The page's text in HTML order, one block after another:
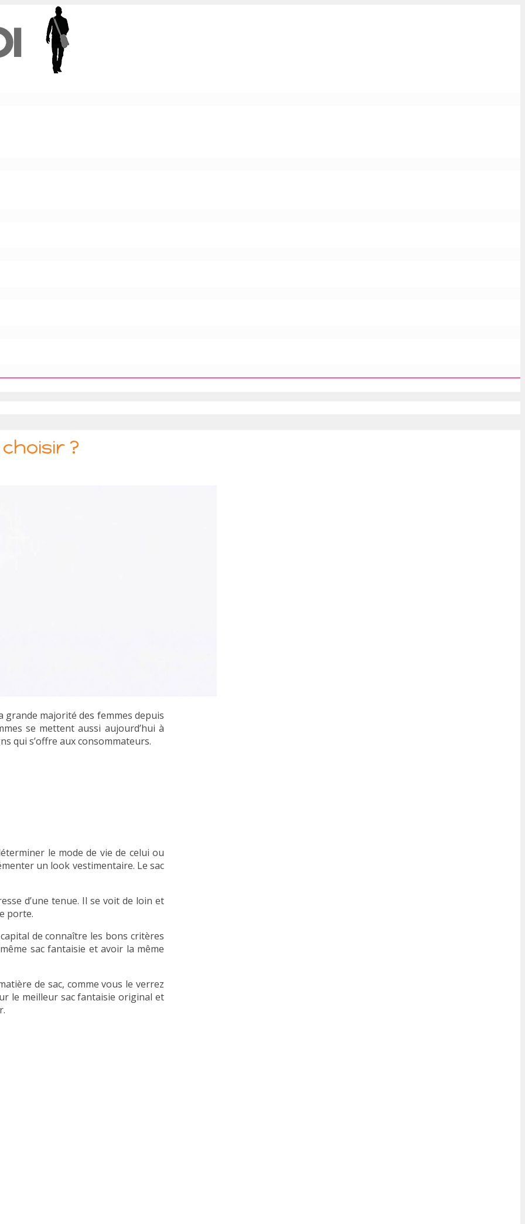
?
grande majorité des femmes depuis
se mettent aussi aujourd’hui à
qui s’offre aux consommateurs.
le mode de vie de celui ou
un look vestimentaire. Le sac
d’une tenue. Il se voit de loin et
porte.
de connaître les bons critères
sac fantaisie et avoir la même
de sac, comme vous le verrez
le meilleur sac fantaisie original et